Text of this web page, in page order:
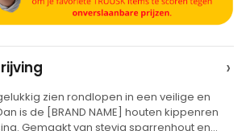
›
zien rondlopen in een veilige en
is de [BRAND NAME] houten kippenren
Gemaakt van stevig sparrenhout en